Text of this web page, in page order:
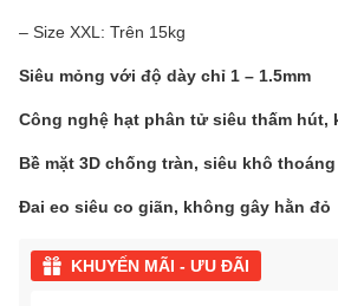
– Size XXL: Trên 15kg
Siêu mỏng với độ dày chỉ 1 – 1.5mm
Công nghệ hạt phân tử siêu thấm hút,
Bề mặt 3D chống tràn, siêu khô thoáng
Đai eo siêu co giãn, không gây hằn đỏ
KHUYẾN MÃI - ƯU ĐÃI